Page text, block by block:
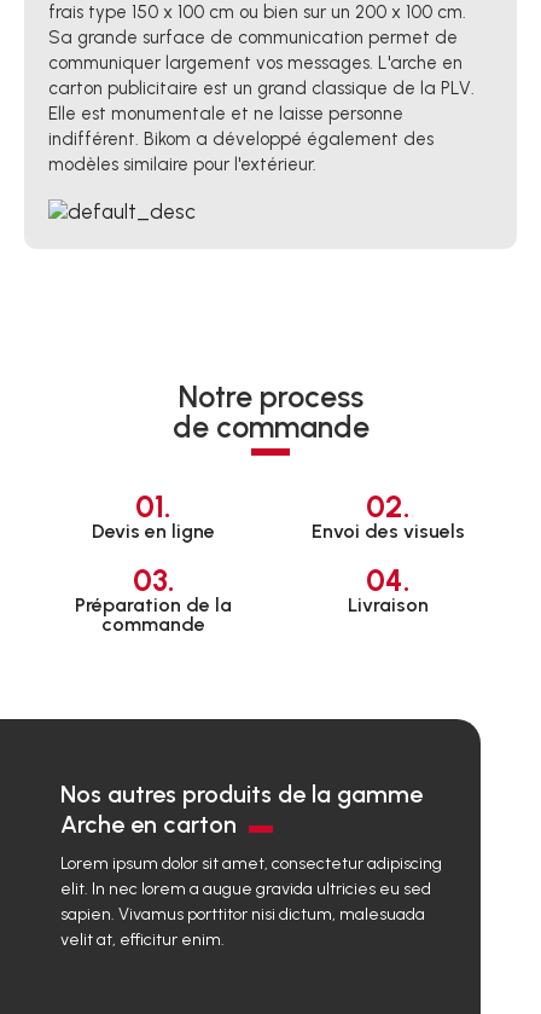
frais type 150 x 100 cm ou bien sur un 200 x 100 cm.
Sa grande surface de communication permet de
communiquer largement vos messages. L'arche en
carton publicitaire est un grand classique de la PLV.
Elle est monumentale et ne laisse personne
indifférent. Bikom a développé également des
modèles similaire pour l'extérieur.
Notre process
de commande
01.
Devis en ligne
02.
Envoi des visuels
03.
Préparation de la
commande
04.
Livraison
Nos autres produits de la gamme
Arche en carton
Lorem ipsum dolor sit amet, consectetur adipiscing
elit. In nec lorem a augue gravida ultricies eu sed
sapien. Vivamus porttitor nisi dictum, malesuada
velit at, efficitur enim.